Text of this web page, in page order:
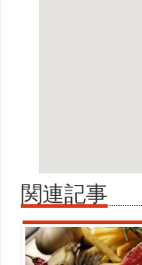
関連記事